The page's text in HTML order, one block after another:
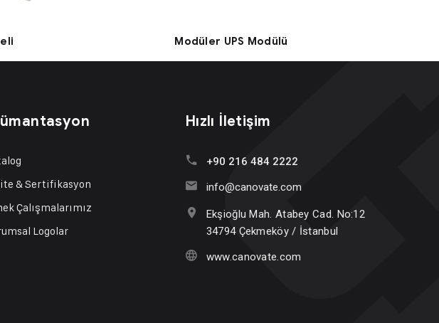
Modüler UPS Modülü
& Sertifikasyon
Çalışmalarımız
Logolar
Hızlı İletişim
+90 216 484 2222
info@canovate.com
Ekşioğlu Mah. Atabey Cad. No:12
34794 Çekmeköy / İstanbul
www.canovate.com